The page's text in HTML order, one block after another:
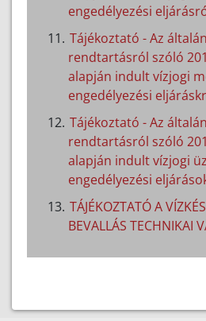
engedélyezési
Tájékoztató - Az
rendtartásról szóló
alapján indult vízjogi
engedélyezési
Tájékoztató - Az
rendtartásról szóló
alapján indult vízjogi
engedélyezési
TÁJÉKOZTATÓ A
BEVALLÁS TECHNIKAI